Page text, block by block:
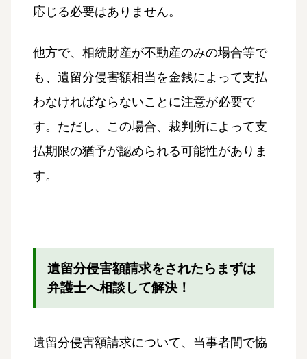
応じる必要はありません。
他方で、相続財産が不動産のみの場合等で
も、遺留分侵害額相当を金銭によって支払
わなければならないことに注意が必要で
す。ただし、この場合、裁判所によって支
払期限の猶予が認められる可能性がありま
す。
遺留分侵害額請求をされたらまずは
弁護士へ相談して解決！
遺留分侵害額請求について、当事者間で協